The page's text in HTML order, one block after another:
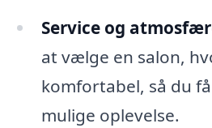
Service og
at vælge en salon,
komfortabel, så du
mulige oplevelse.